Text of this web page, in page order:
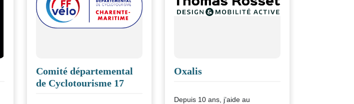
Comité départemental
de Cyclotourisme 17
Oxalis
Depuis 10 ans, j’aide au